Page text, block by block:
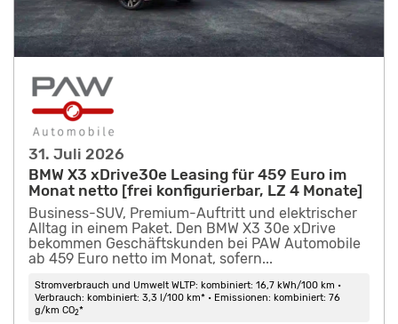
31. Juli 2026
BMW X3 xDrive30e Leasing für 459 Euro im
Monat netto [frei konfigurierbar, LZ 4 Monate]
Business-SUV, Premium-Auftritt und elektrischer
Alltag in einem Paket. Den BMW X3 30e xDrive
bekommen Geschäftskunden bei PAW Automobile
ab 459 Euro netto im Monat, sofern...
Stromverbrauch und Umwelt WLTP: kombiniert: 16,7 kWh/100 km •
Verbrauch: kombiniert: 3,3 l/100 km* • Emissionen: kombiniert: 76
g/km CO2*